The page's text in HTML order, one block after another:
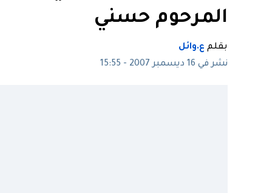
المرحوم حسني
بقلم ع.وائل
نشر في 16 ديسمبر 2007 - 15:55